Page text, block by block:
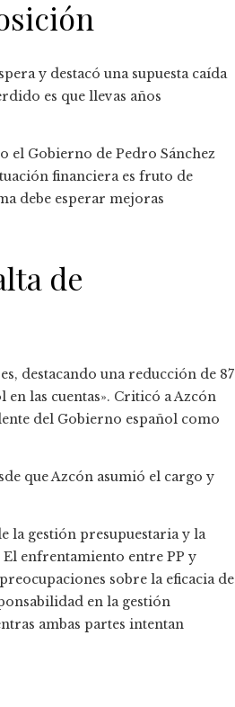
y destacó una supuesta caída
es que llevas años
el Gobierno de Pedro Sánchez
financiera es fruto de
debe esperar mejoras
de
destacando una reducción de 87
las cuentas». Criticó a Azcón
del Gobierno español como
que Azcón asumió el cargo y
la gestión presupuestaria y la
enfrentamiento entre PP y
sobre la eficacia de
en la gestión
ambas partes intentan